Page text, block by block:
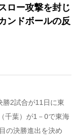
ロー攻撃を封じ
ンドボールの反
2試合が11日に東
千葉）が1－0で東海
の決勝進出を決め